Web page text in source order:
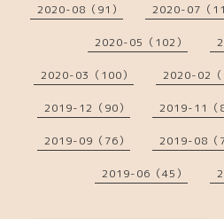
2020-08（91） 2020-07（
2020-05（102）
2020-03（100） 2020-02（
2019-12（90） 2019-11（
2019-09（76） 2019-08（
2019-06（45）